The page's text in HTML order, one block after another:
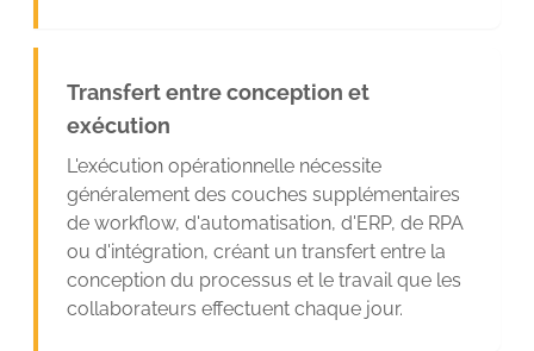
Transfert entre conception et
exécution
L'exécution opérationnelle nécessite
généralement des couches supplémentaires
de workflow, d'automatisation, d'ERP, de RPA
ou d'intégration, créant un transfert entre la
conception du processus et le travail que les
collaborateurs effectuent chaque jour.